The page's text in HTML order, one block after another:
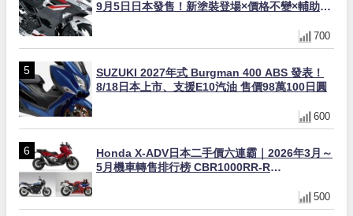
9月5日日本發售！新塗裝登場×價格不變×輔助滑
700
SUZUKI 2027年式 Burgman 400 ABS 發表！
8/18日本上市、支援E10汽油 售價98萬100日圓
600
Honda X-ADV日本二手價六連霸｜2026年3月～
5月機車轉售排行榜 CBR1000RR-R
500